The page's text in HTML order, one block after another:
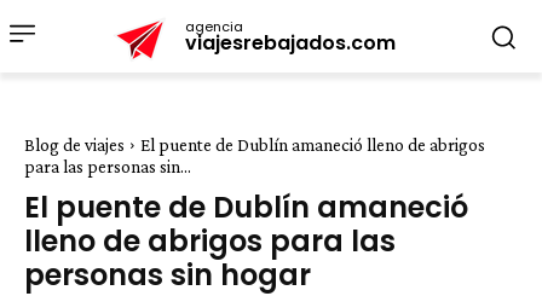
agencia
viajesrebajados.com
Blog de viajes
El puente de Dublín amaneció lleno de abrigos
para las personas sin...
El puente de Dublín amaneció
lleno de abrigos para las
personas sin hogar